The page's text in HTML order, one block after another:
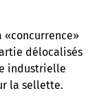
«concurrence»
délocalisés
industrielle
la sellette.